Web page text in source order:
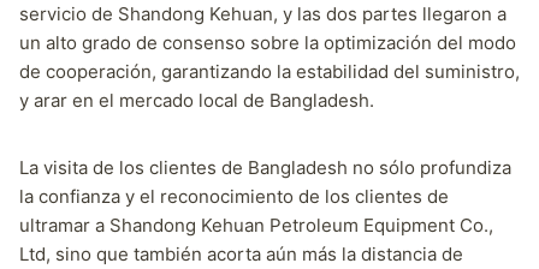
servicio de Shandong Kehuan, y las dos partes llegaron a
un alto grado de consenso sobre la optimización del modo
de cooperación, garantizando la estabilidad del suministro,
y arar en el mercado local de Bangladesh.
La visita de los clientes de Bangladesh no sólo profundiza
la confianza y el reconocimiento de los clientes de
ultramar a Shandong Kehuan Petroleum Equipment Co.,
Ltd, sino que también acorta aún más la distancia de